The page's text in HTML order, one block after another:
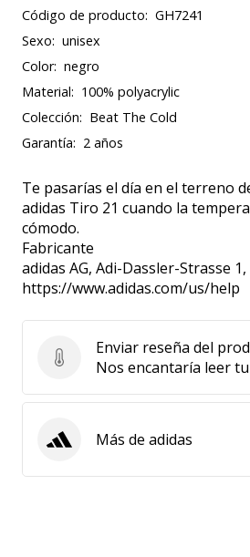
Código de producto: GH7241
Sexo: unisex
Color: negro
Material: 100% polyacrylic
Colección: Beat The Cold
Garantía: 2 años
Te pasarías el día en el terreno
adidas Tiro 21 cuando la
cómodo.
Fabricante
adidas AG, Adi-Dassler-Strasse
https://www.adidas.com/us/help
Enviar reseña del producto
Enviar reseña del
Nos encantaría leer
adidasMás de adidas